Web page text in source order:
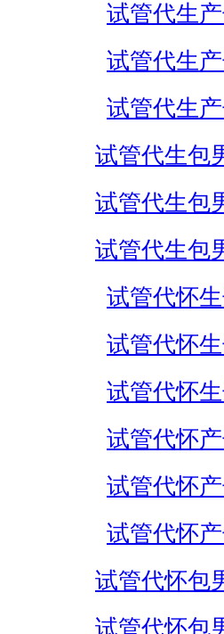
试管代生
试管代生
试管代生
试管代生包
试管代生包
试管代生包
试管代怀
试管代怀
试管代怀
试管代怀
试管代怀
试管代怀
试管代怀包
试管代怀包